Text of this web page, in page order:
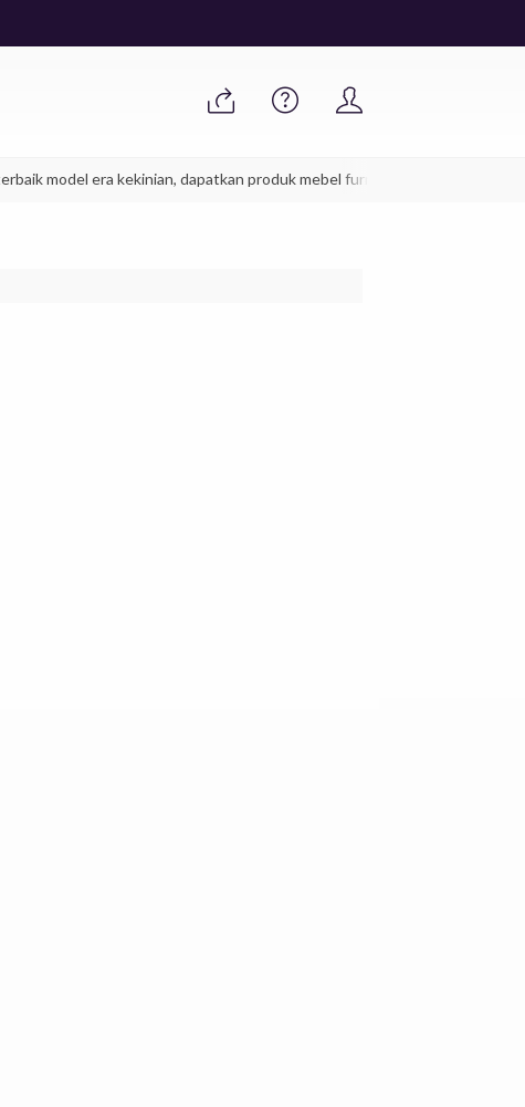
era kekinian, dapatkan produk mebel furniture jepara anda sekarang